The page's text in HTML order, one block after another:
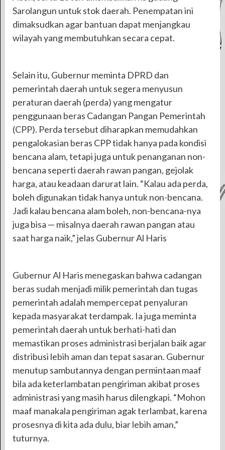
Sarolangun untuk stok daerah. Penempatan ini
dimaksudkan agar bantuan dapat menjangkau
wilayah yang membutuhkan secara cepat.
Selain itu, Gubernur meminta DPRD dan
pemerintah daerah untuk segera menyusun
peraturan daerah (perda) yang mengatur
penggunaan beras Cadangan Pangan Pemerintah
(CPP). Perda tersebut diharapkan memudahkan
pengalokasian beras CPP tidak hanya pada kondisi
bencana alam, tetapi juga untuk penanganan non-
bencana seperti daerah rawan pangan, gejolak
harga, atau keadaan darurat lain. “Kalau ada perda,
boleh digunakan tidak hanya untuk non-bencana.
Jadi kalau bencana alam boleh, non-bencana-nya
juga bisa — misalnya daerah rawan pangan atau
saat harga naik,” jelas Gubernur Al Haris
Gubernur Al Haris menegaskan bahwa cadangan
beras sudah menjadi milik pemerintah dan tugas
pemerintah adalah mempercepat penyaluran
kepada masyarakat terdampak. Ia juga meminta
pemerintah daerah untuk berhati-hati dan
memastikan proses administrasi berjalan baik agar
distribusi lebih aman dan tepat sasaran. Gubernur
menutup sambutannya dengan permintaan maaf
bila ada keterlambatan pengiriman akibat proses
administrasi yang masih harus dilengkapi. “Mohon
maaf manakala pengiriman agak terlambat, karena
prosesnya di kita ada dulu, biar lebih aman,”
tuturnya.